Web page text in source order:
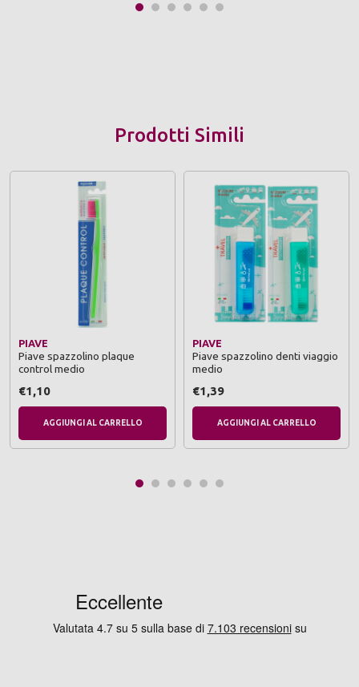
Prodotti Simili
PIAVE
Piave spazzolino plaque
control medio
€1,10
AGGIUNGI AL CARRELLO
PIAVE
Piave spazzolino denti viaggio
medio
€1,39
AGGIUNGI AL CARRELLO